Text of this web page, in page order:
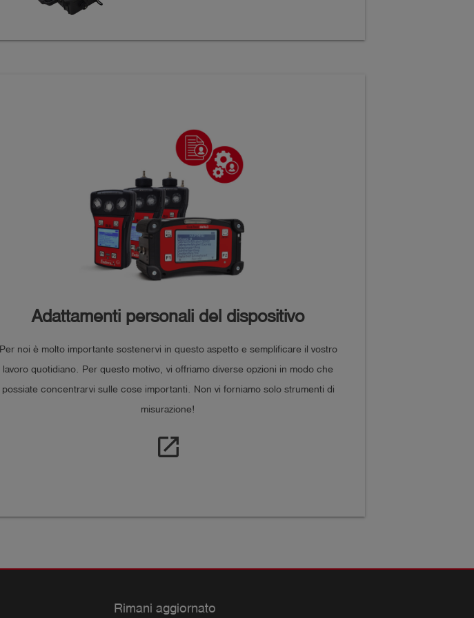
Adattamenti personali del dispositivo
Per noi è molto importante sostenervi in questo aspetto e semplificare il vostro
lavoro quotidiano. Per questo motivo, vi offriamo diverse opzioni in modo che
possiate concentrarvi sulle cose importanti. Non vi forniamo solo strumenti di
misurazione!
open_in_new
Rimani aggiornato